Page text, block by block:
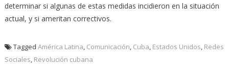
determinar si algunas de estas medidas incidieron en la situación
actual, y si ameritan correctivos.
Tagged América Latina, Comunicación, Cuba, Estados Unidos, Redes
Sociales, Revolución cubana